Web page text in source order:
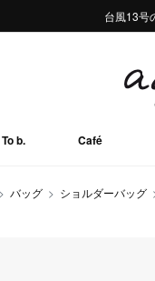
熊本地域
台風13号
熊本地域
To b. Café
バッグ ショルダーバッグ